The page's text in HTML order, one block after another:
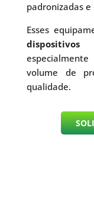
padronizadas e
Esses
volume de
qualidade.